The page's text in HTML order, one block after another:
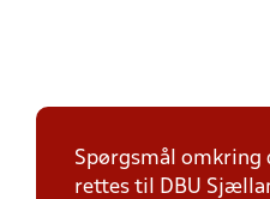
Spørgsmål omkring
rettes til DBU